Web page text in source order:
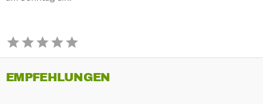
EMPFEHLUNGEN